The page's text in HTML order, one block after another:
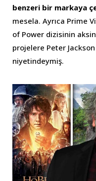
benzeri bir markaya
mesela. Ayrıca Prime
of Power dizisinin
projelere Peter
niyetindeymiş.